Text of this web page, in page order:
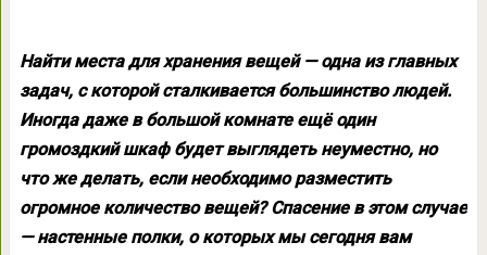
Найти места для хранения вещей — одна из главных
задач, с которой сталкивается большинство людей.
Иногда даже в большой комнате ещё один
громоздкий шкаф будет выглядеть неуместно, но
что же делать, если необходимо разместить
огромное количество вещей? Спасение в этом случае
— настенные полки, о которых мы сегодня вам